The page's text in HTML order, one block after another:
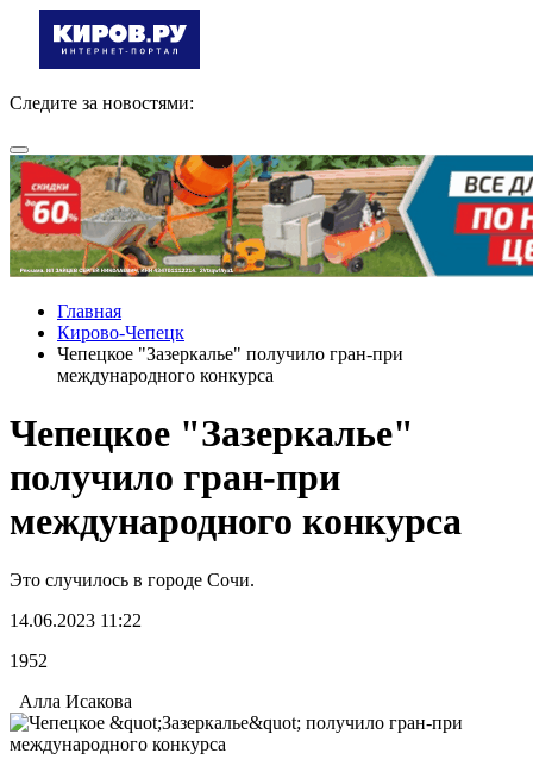
Следите за новостями:
Главная
Кирово-Чепецк
Чепецкое "Зазеркалье" получило гран-при
международного конкурса
Чепецкое "Зазеркалье"
получило гран-при
международного конкурса
Это случилось в городе Сочи.
14.06.2023 11:22
1952
Алла Исакова